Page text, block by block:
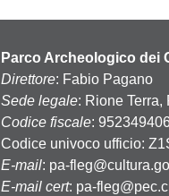
Parco Archeologico dei
Direttore: Fabio Pagano
Sede legale: Rione Terra,
Codice fiscale:
Codice univoco ufficio:
E-mail: pa-
E-mail cert: pa-